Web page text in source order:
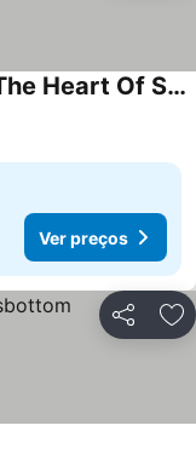
En-suite Double-bedroom In The Heart Of Salford Manchester Perfect For Short Stays
Ver preços
Partilhar